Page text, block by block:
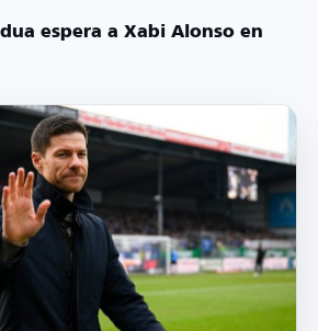
espera a Xabi Alonso en